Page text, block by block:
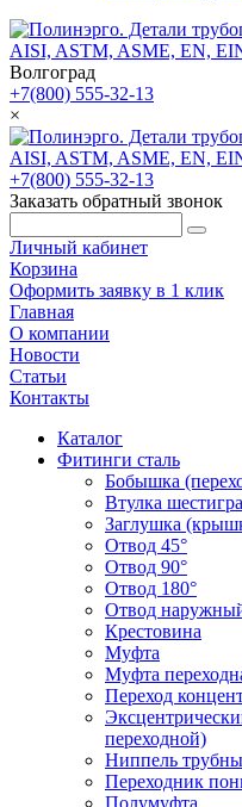
Волгоград
+7(800) 555-32-13
×
+7(800) 555-32-13
Заказать обратный звонок
Личный кабинет
Корзина
Оформить заявку в 1 клик
Главная
О компании
Новости
Статьи
Контакты
Каталог
Фитинги сталь
Бобышка
Втулка
Заглушка
Отвод 45°
Отвод 90°
Отвод 180°
Отвод
Крестовина
Муфта
Муфта
Переход
переходной)
Ниппель
Переходник
Полумуфта